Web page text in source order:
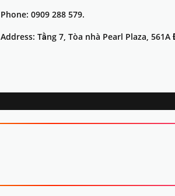
Phone: 0909 288 579.
Address: Tầng 7, Tòa nhà Pearl Plaza,